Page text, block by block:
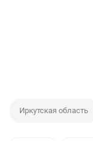
Иркутская область